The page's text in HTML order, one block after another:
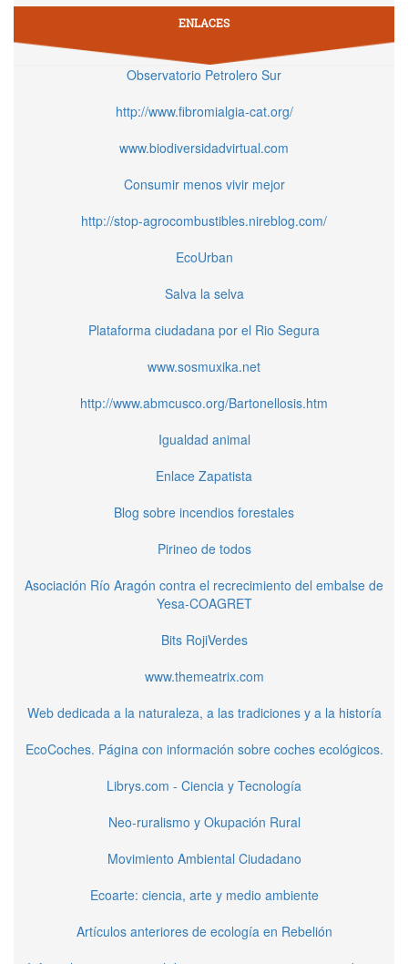
ENLACES
Observatorio Petrolero Sur
http://www.fibromialgia-cat.org/
www.biodiversidadvirtual.com
Consumir menos vivir mejor
http://stop-agrocombustibles.nireblog.com/
EcoUrban
Salva la selva
Plataforma ciudadana por el Rio Segura
www.sosmuxika.net
http://www.abmcusco.org/Bartonellosis.htm
Igualdad animal
Enlace Zapatista
Blog sobre incendios forestales
Pirineo de todos
Asociación Río Aragón contra el recrecimiento del embalse de
Yesa-COAGRET
Bits RojiVerdes
www.themeatrix.com
Web dedicada a la naturaleza, a las tradiciones y a la historía
EcoCoches. Página con información sobre coches ecológicos.
Librys.com - Ciencia y Tecnología
Neo-ruralismo y Okupación Rural
Movimiento Ambiental Ciudadano
Ecoarte: ciencia, arte y medio ambiente
Artículos anteriores de ecología en Rebelión